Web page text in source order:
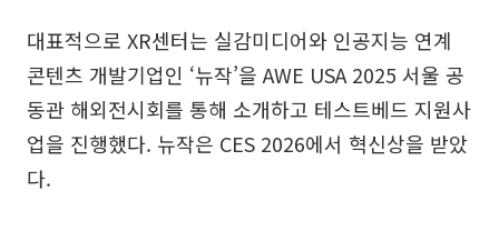
대표적으로 XR센터는 실감미디어와 인공지능 연계
콘텐츠 개발기업인 ‘뉴작’을 AWE USA 2025 서울 공
동관 해외전시회를 통해 소개하고 테스트베드 지원사
업을 진행했다. 뉴작은 CES 2026에서 혁신상을 받았
다.